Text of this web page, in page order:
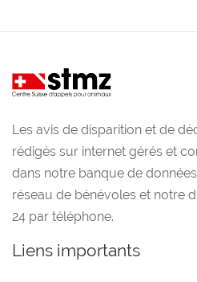
Les avis de disparition et de
rédigés sur internet gérés et
dans notre banque de
réseau de bénévoles et notre
24 par téléphone.
Liens importants